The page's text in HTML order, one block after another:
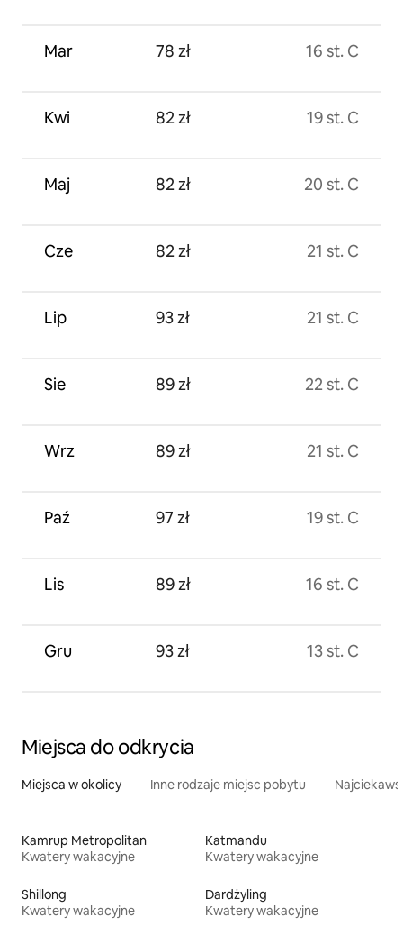
Mar
Kwi
Maj
Cze
Lip
Sie
Wrz
Paź
Lis
Gru
78 zł
82 zł
82 zł
82 zł
93 zł
89 zł
89 zł
97 zł
89 zł
93 zł
16 st. C
19 st. C
20 st. C
21 st. C
21 st. C
22 st. C
21 st. C
19 st. C
16 st. C
13 st. C
Miejsca do odkrycia
Miejsca w okolicy Inne rodzaje miejsc pobytu
Kamrup Metropolitan
Kwatery wakacyjne
Katmandu
Kwatery wakacyjne
Shillong
Kwatery wakacyjne
Dardżyling
Kwatery wakacyjne